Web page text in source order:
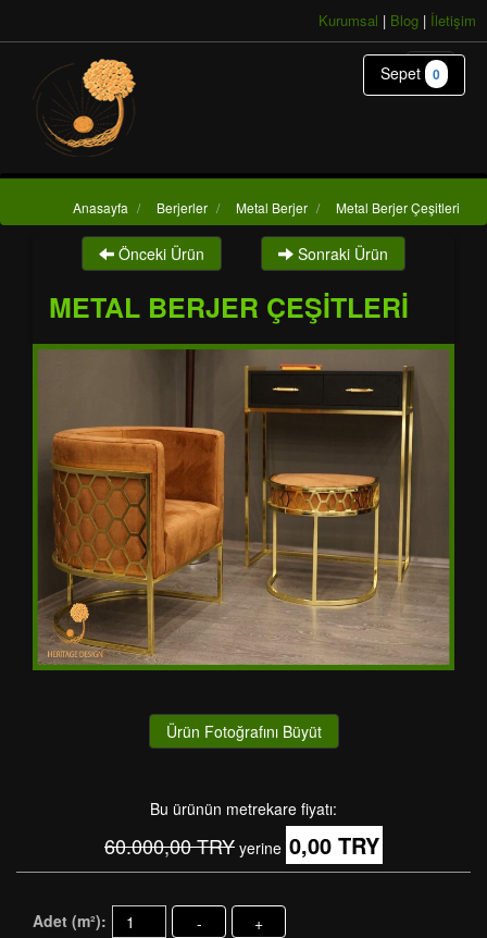
Kurumsal | Blog | İletişim
Metal Berjer Çeşitleri
Metal Berjer /
Berjerler /
Anasayfa /
Önceki Ürün Sonraki Ürün
METAL BERJER ÇEŞITLERI
Ürün Fotoğrafını Büyüt
Bu ürünün metrekare fiyatı:
60.000,00 TRY yerine 0,00 TRY
Adet (m²): - +
Sepet 0